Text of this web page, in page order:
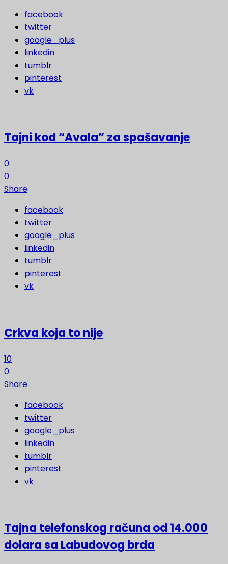
facebook
twitter
google_plus
linkedin
tumblr
pinterest
vk
Tajni kod “Avala” za spašavanje
0
0
Share
facebook
twitter
google_plus
linkedin
tumblr
pinterest
vk
Crkva koja to nije
10
0
Share
facebook
twitter
google_plus
linkedin
tumblr
pinterest
vk
Tajna telefonskog računa od 14.000
dolara sa Labudovog brda